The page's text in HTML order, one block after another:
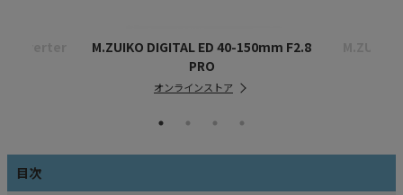
M.ZUIKO DIGITAL ED 40-150mm F2.8
PRO
オンラインストア
目次